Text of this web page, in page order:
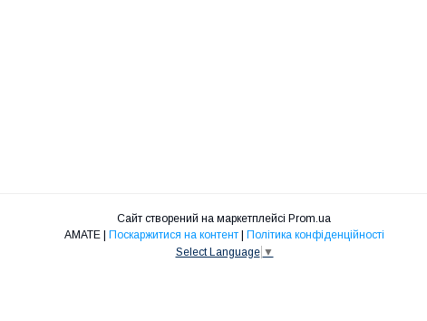
Сайт створений на маркетплейсі Prom.ua
АМАТЕ | Поскаржитися на контент | Політика конфіденційності
Select Language ▼